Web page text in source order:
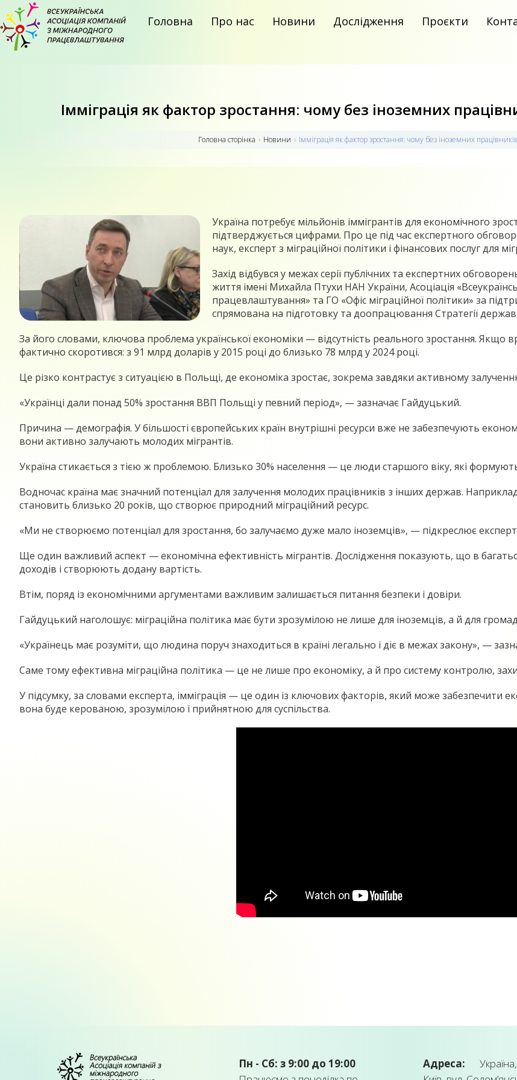
Головна Про нас Новини Дослідження Проєкти
Імміграція як фактор зростання: чому без іноземних
Головна сторiнка › Новини › Імміграція як фактор зростання: чому без іноземних
Україна потребує мільйонів іммігрантів для економічного
підтверджується цифрами. Про це під час експертного
наук, експерт з міграційної політики і фінансових послуг для
Захід відбувся у межах серії публічних та експертних
життя імені Михайла Птухи НАН України, Асоціація
працевлаштування» та ГО «Офіс міграційної політики» за
спрямована на підготовку та доопрацювання Стратегії
За його словами, ключова проблема української економіки — відсутність реального зростання. Якщо
фактично скоротився: з 91 млрд доларів у 2015 році до близько 78 млрд у 2024 році.
Це різко контрастує з ситуацією в Польщі, де економіка зростає, зокрема завдяки активному
«Українці дали понад 50% зростання ВВП Польщі у певний період», — зазначає Гайдуцький.
Причина — демографія. У більшості європейських країн внутрішні ресурси вже не забезпечують
вони активно залучають молодих мігрантів.
Україна стикається з тією ж проблемою. Близько 30% населення — це люди старшого віку, які
Водночас країна має значний потенціал для залучення молодих працівників з інших держав.
становить близько 20 років, що створює природний міграційний ресурс.
«Ми не створюємо потенціал для зростання, бо залучаємо дуже мало іноземців», — підкреслює
Ще один важливий аспект — економічна ефективність мігрантів. Дослідження показують, що в
доходів і створюють додану вартість.
Втім, поряд із економічними аргументами важливим залишається питання безпеки і довіри.
Гайдуцький наголошує: міграційна політика має бути зрозумілою не лише для іноземців, а й для
«Українець має розуміти, що людина поруч знаходиться в країні легально і діє в межах закону», —
Саме тому ефективна міграційна політика — це не лише про економіку, а й про систему контролю,
У підсумку, за словами експерта, імміграція — це один із ключових факторів, який може забезпечити
вона буде керованою, зрозумілою і прийнятною для суспільства.
Пн - Сб: з 9:00 до 19:00
Адреса: